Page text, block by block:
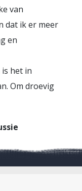
van
dat ik er meer
en
het in
Om droevig